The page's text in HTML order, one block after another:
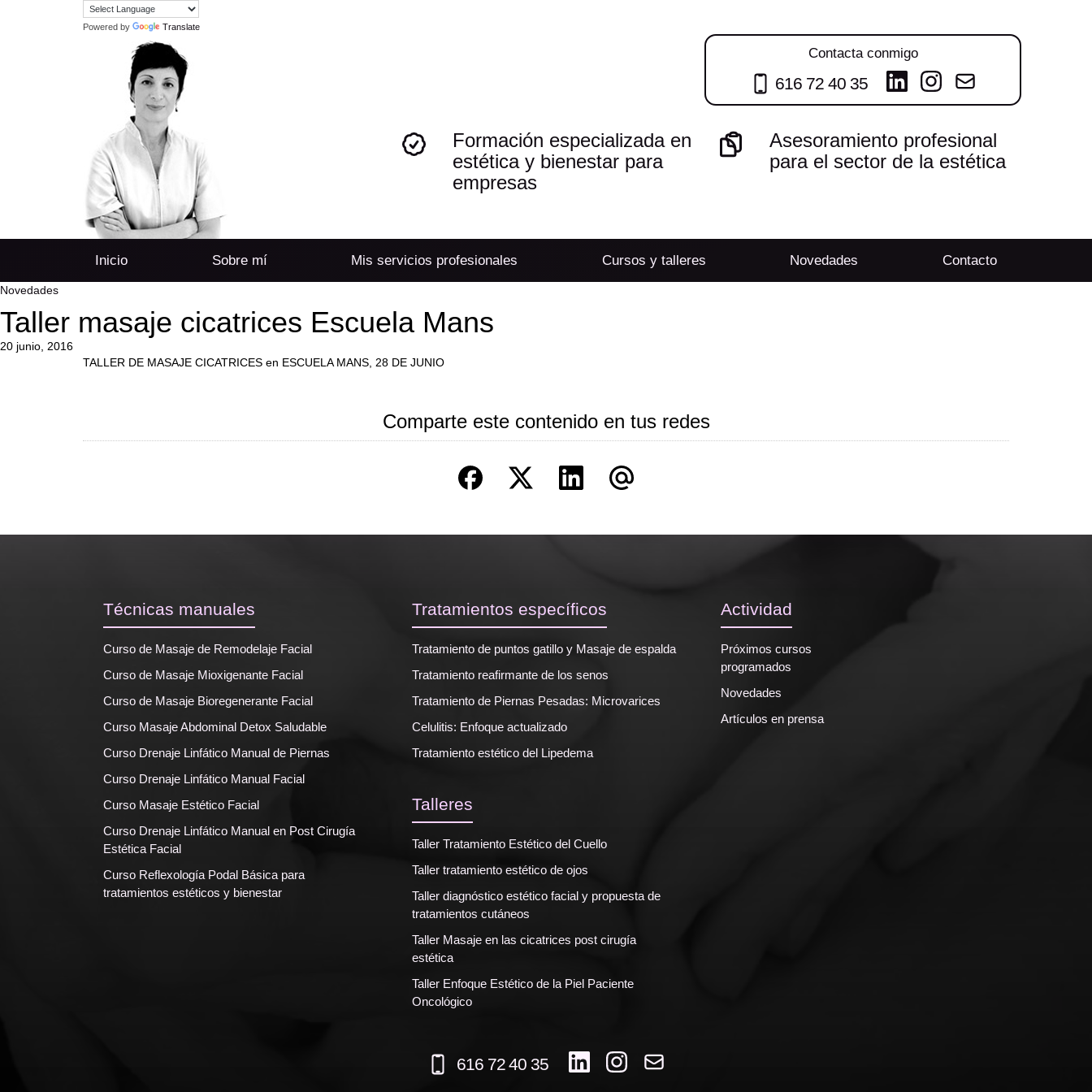
Powered by Translate
Contacta conmigo
616 72 40 35
Formación especializada en
estética y bienestar para
empresas
Asesoramiento profesional
para el sector de la estética
Inicio Sobre mí Mis servicios profesionales Cursos y talleres Novedades Contacto
Novedades
Taller masaje cicatrices Escuela Mans
20 junio, 2016
TALLER DE MASAJE CICATRICES en ESCUELA MANS, 28 DE JUNIO
Comparte este contenido en tus redes
Técnicas manuales
Curso de Masaje de Remodelaje Facial
Curso de Masaje Mioxigenante Facial
Curso de Masaje Bioregenerante Facial
Curso Masaje Abdominal Detox Saludable
Curso Drenaje Linfático Manual de Piernas
Curso Drenaje Linfático Manual Facial
Curso Masaje Estético Facial
Curso Drenaje Linfático Manual en Post Cirugía
Estética Facial
Curso Reflexología Podal Básica para
tratamientos estéticos y bienestar
Tratamientos específicos
Tratamiento de puntos gatillo y Masaje de espalda
Tratamiento reafirmante de los senos
Tratamiento de Piernas Pesadas: Microvarices
Celulitis: Enfoque actualizado
Tratamiento estético del Lipedema
Talleres
Taller Tratamiento Estético del Cuello
Taller tratamiento estético de ojos
Taller diagnóstico estético facial y propuesta de
tratamientos cutáneos
Taller Masaje en las cicatrices post cirugía
estética
Taller Enfoque Estético de la Piel Paciente
Oncológico
Actividad
Próximos cursos
programados
Novedades
Artículos en prensa
616 72 40 35